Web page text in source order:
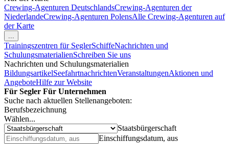
Crewing-Agenturen DeutschlandsCrewing-Agenturen der
NiederlandeCrewing-Agenturen PolensAlle Crewing-Agenturen auf
der Karte
...
Trainingszentren für SeglerSchiffeNachrichten und
SchulungsmaterialienSchreiben Sie uns
Nachrichten und Schulungsmaterialien
BildungsartikelSeefahrtnachrichtenVeranstaltungenAktionen und
AngeboteHilfe zur Website
Für Segler Für Unternehmen
Suche nach aktuellen Stellenangeboten:
Berufsbezeichnung
Wählen...
Staatsbürgerschaft
Einschiffungsdatum, aus